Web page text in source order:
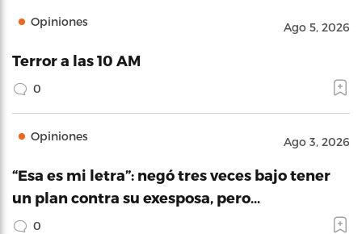
Opiniones Ago 5, 2026
Terror a las 10 AM
0
Opiniones Ago 3, 2026
“Esa es mi letra”: negó tres veces bajo tener
un plan contra su exesposa, pero…
0